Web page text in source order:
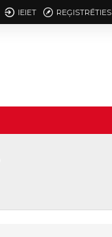
IEIET REĢISTRĒTIES